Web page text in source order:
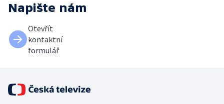
Napište nám
Otevřít
kontaktní
formulář